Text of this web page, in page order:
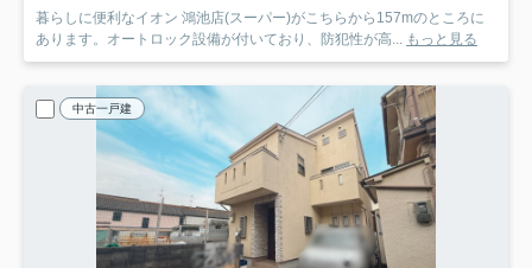
暮らしに便利なイオン 鴻池店(スーパー)がこちらから157mのところに
あります。オートロック設備が付いており、防犯性が高... もっと見る
中古一戸建